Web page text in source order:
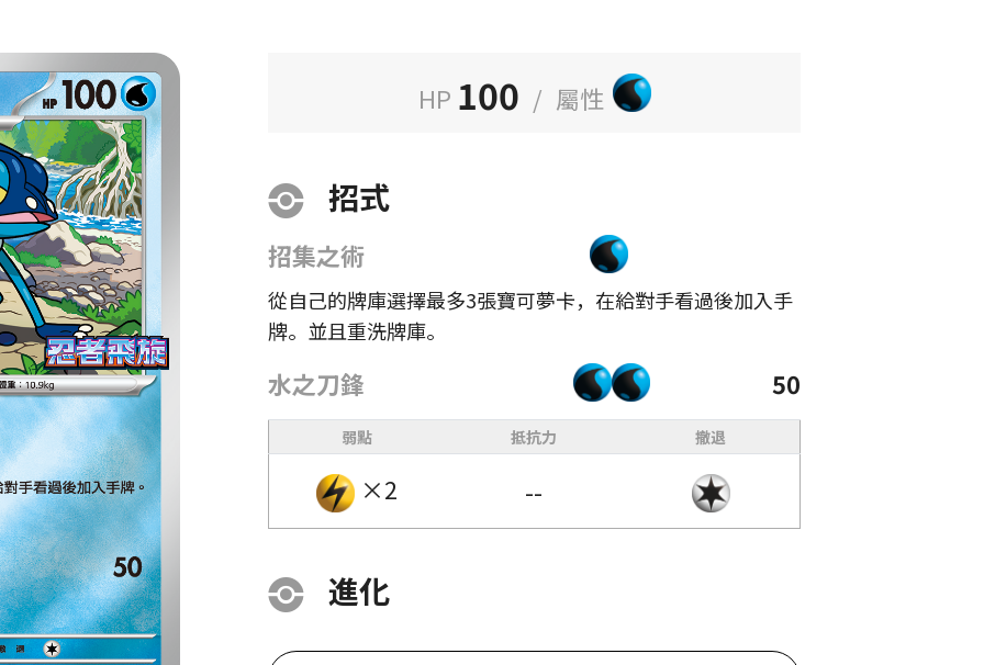
HP 100 / 屬性
招式
招集之術
從自己的牌庫選擇最多3張寶可夢卡，在給對手看過後加入手
牌。並且重洗牌庫。
水之刀鋒 50
弱點 抵抗力 撤退
×2 --
進化